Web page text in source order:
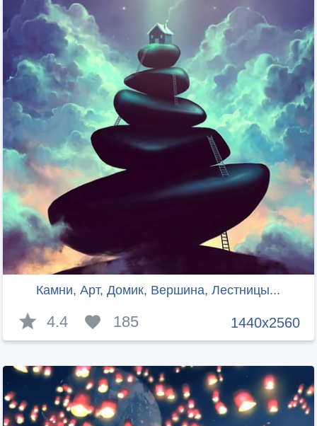
Камни, Арт, Домик, Вершина, Лестницы...
1440x2560
4.4 185